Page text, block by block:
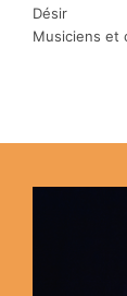
Désir
Musiciens et